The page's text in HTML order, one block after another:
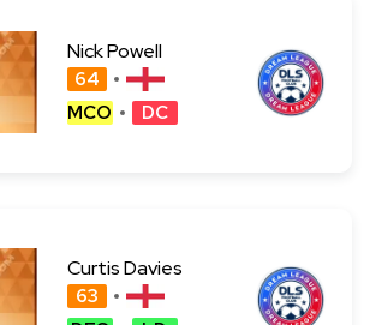
Nick Powell
64
MCO
DC
Curtis Davies
63